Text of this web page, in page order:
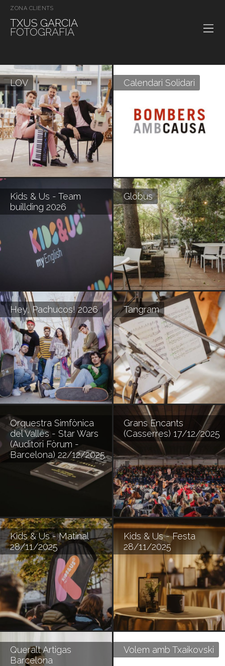
ZONA CLIENTS
TXUS GARCIA
FOTOGRAFIA
LOV Calendari Solidari
Kids & Us - Team
buillding 2026
Globus
Hey, Pachucos! 2026 Tangram
Orquestra Simfònica
del Vallés - Star Wars
(Auditori Fòrum -
Barcelona) 22/12/2025
Grans Encants
(Casserres) 17/12/2025
Kids & Us - Matinal
28/11/2025
Kids & Us - Festa
28/11/2025
Queralt Artigas
Barcelona
Volem amb Txaikovski